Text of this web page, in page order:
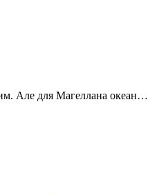
Але для Магеллана океан…